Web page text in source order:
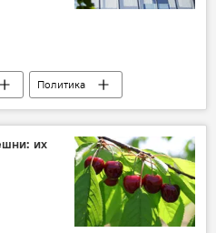
Политика
их